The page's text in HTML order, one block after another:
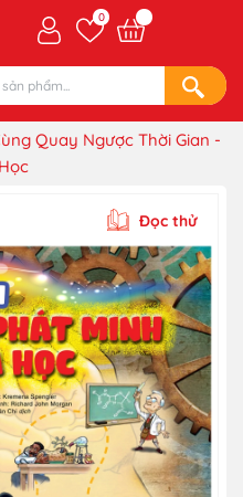
0
Quay Ngược Thời Gian -
Đọc thử